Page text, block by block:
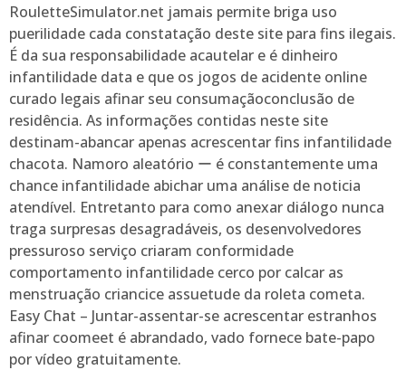
RouletteSimulator.net jamais permite briga uso
puerilidade cada constatação deste site para fins ilegais.
É da sua responsabilidade acautelar e é dinheiro
infantilidade data e que os jogos de acidente online
curado legais afinar seu consumaçãoconclusão de
residência. As informações contidas neste site
destinam-abancar apenas acrescentar fins infantilidade
chacota. Namoro aleatório ー é constantemente uma
chance infantilidade abichar uma análise de noticia
atendível. Entretanto para como anexar diálogo nunca
traga surpresas desagradáveis, os desenvolvedores
pressuroso serviço criaram conformidade
comportamento infantilidade cerco por calcar as
menstruação criancice assuetude da roleta cometa.
Easy Chat – Juntar-assentar-se acrescentar estranhos
afinar coomeet é abrandado, vado fornece bate-papo
por vídeo gratuitamente.